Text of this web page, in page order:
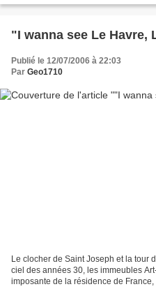
"I wanna see Le Havre,
Publié le 12/07/2006 à 22:03
Par Geo1710
Le clocher de Saint Joseph et la tour
ciel des années 30, les immeubles
imposante de la résidence de